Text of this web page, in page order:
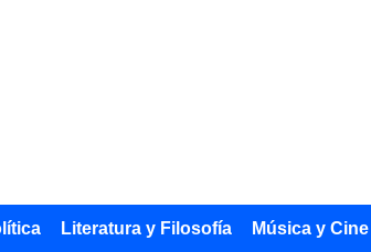
Literatura y Filosofía Música y Cine